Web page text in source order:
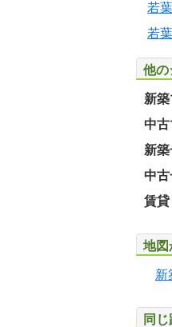
若
若
他の
新
中
新
中
賃貸
地図
新
同